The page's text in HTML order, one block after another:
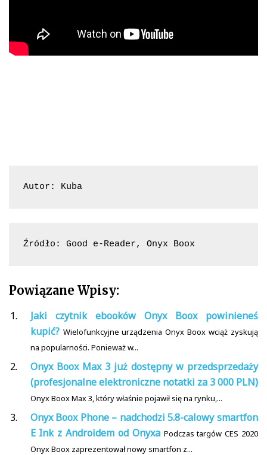
Autor: Kuba
Źródło: Good e-Reader, Onyx Boox
Powiązane Wpisy:
Jaki czytnik ebooków Onyx Boox powinieneś
kupić? Wielofunkcyjne urządzenia Onyx Boox wciąż zyskują
na popularności. Ponieważ w...
Onyx Boox Max 3 już dostępny w przedsprzedaży
(profesjonalne elektroniczne notatki za 3 000 PLN)
Onyx Boox Max 3, który właśnie pojawił się na rynku,...
Onyx Boox Phone – nadchodzi 5.8-calowy smartfon
E Ink z Androidem od Onyxa Podczas targów CES 2020
Onyx Boox zaprezentował nowy smartfon z...